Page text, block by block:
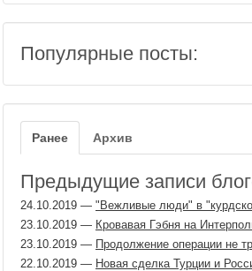
Популярные посты:
Ранее Архив
Предыдущие записи
24.10.2019 — "Вежливые люди" в
23.10.2019 — Кровавая Гэбня на
23.10.2019 — Продолжение операции не
22.10.2019 — Новая сделка Турции и